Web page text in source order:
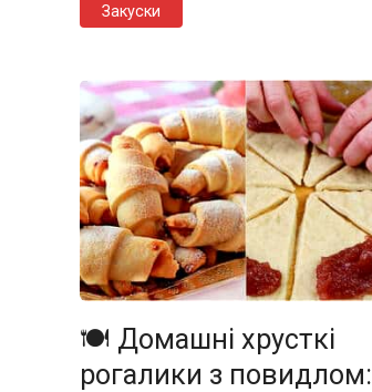
Закуски
🍽️ Домашні хрусткі
рогалики з повидлом: